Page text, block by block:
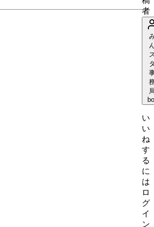
者
い
い
ね
す
る
に
は
ロ
グ
イ
ン